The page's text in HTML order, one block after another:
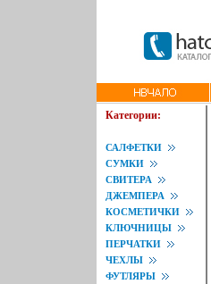
Категории:
САЛФЕТКИ
СУМКИ
СВИТЕРА
ДЖЕМПЕРА
КОСМЕТИЧКИ
КЛЮЧНИЦЫ
ПЕРЧАТКИ
ЧЕХЛЫ
ФУТЛЯРЫ